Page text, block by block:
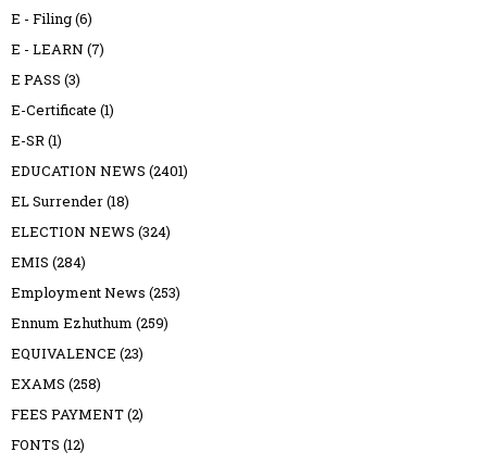
E - Filing(6)
E - LEARN (7)
E PASS (3)
E-Certificate (1)
E-SR(1)
EDUCATION NEWS (2401)
EL Surrender(18)
ELECTION NEWS (324)
EMIS (284)
Employment News (253)
Ennum Ezhuthum (259)
EQUIVALENCE (23)
EXAMS (258)
FEES PAYMENT(2)
FONTS (12)